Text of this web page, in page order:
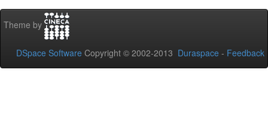
Theme by
DSpace Software Copyright © 2002-2013 Duraspace - Feedback